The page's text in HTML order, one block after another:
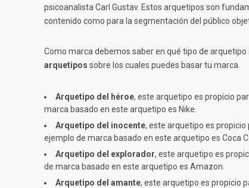
psicoanalista Carl Gustav. Estos arquetipos son
contenido como para la segmentación del público
Como marca debemos saber en qué tipo de
arquetipos sobre los cuales puedes basar tu marca.
Arquetipo del héroe, este arquetipo es propicio
marca basado en este arquetipo es Nike.
Arquetipo del inocente, este arquetipo es
ejemplo de marca basado en este arquetipo es Coca
Arquetipo del explorador, este arquetipo es
de marca basado en este arquetipo es Amazon.
Arquetipo del amante, este arquetipo es propicio